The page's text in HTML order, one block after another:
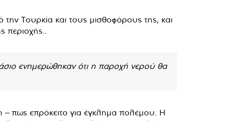
Τουρκία και τους μισθοφόρους της, και
περιοχής..
ενημερώθηκαν ότι η παροχή νερού θα
πως επρόκειτο για έγκλημα πολέμου. Η